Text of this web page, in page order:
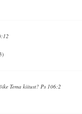
Tema kiitust? Ps 106:2